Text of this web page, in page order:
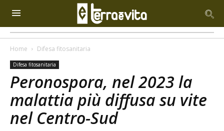
Home Difesa fitosanitaria
Difesa fitosanitaria
Peronospora, nel 2023 la
malattia più diffusa su vite
nel Centro-Sud